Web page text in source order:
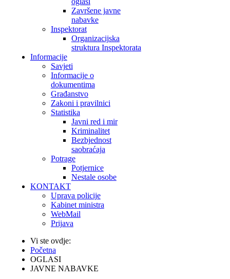
Završene javne
nabavke
Inspektorat
Organizacijska
struktura Inspektorata
Informacije
Savjeti
Informacije o
dokumentima
Građanstvo
Zakoni i pravilnici
Statistika
Javni red i mir
Kriminalitet
Bezbjednost
saobraćaja
Potrage
Potjernice
Nestale osobe
KONTAKT
Uprava policije
Kabinet ministra
WebMail
Prijava
Vi ste ovdje:
Početna
OGLASI
JAVNE NABAVKE